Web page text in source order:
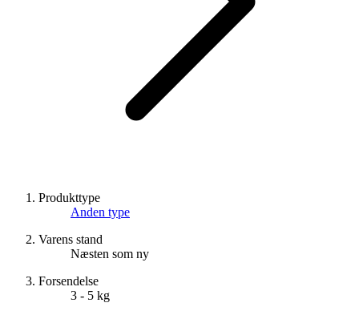
Produkttype
Anden type
Varens stand
Næsten som ny
Forsendelse
3 - 5 kg